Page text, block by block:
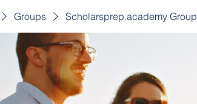
Groups Scholarsprep.academy Group